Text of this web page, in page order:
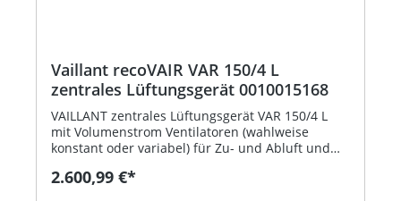
Vaillant recoVAIR VAR 150/4 L
zentrales Lüftungsgerät 0010015168
VAILLANT zentrales Lüftungsgerät VAR 150/4 L
mit Volumenstrom Ventilatoren (wahlweise
konstant oder variabel) für Zu- und Abluft und
Wärmetauscher zur Be- und Entlüftung von
2.600,99 €*